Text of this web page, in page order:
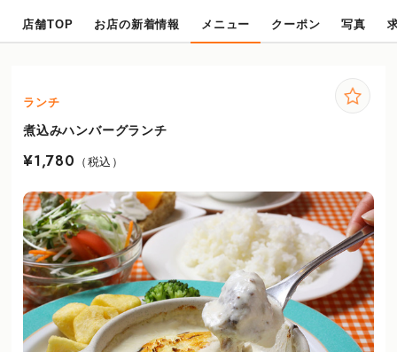
店舗TOP お店の新着情報 メニュー クーポン 写真
ランチ
煮込みハンバーグランチ
¥1,780 （税込）